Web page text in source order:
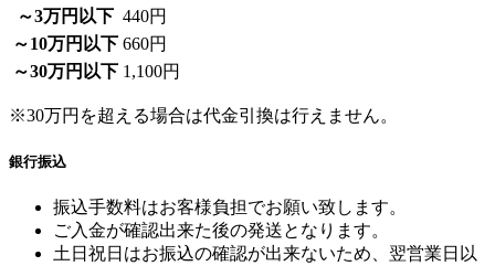
～3万円以下 440円
～10万円以下 660円
～30万円以下 1,100円
※30万円を超える場合は代金引換は行えません。
銀行振込
振込手数料はお客様負担でお願い致します。
ご入金が確認出来た後の発送となります。
土日祝日はお振込の確認が出来ないため、翌営業日以